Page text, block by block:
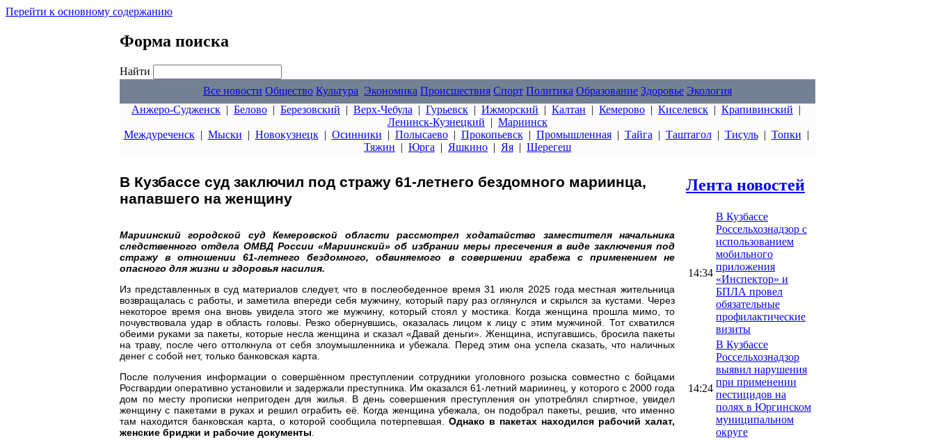
Перейти к основному содержанию
Форма поиска
Найти
Все новости Общество Культура Экономика Происшествия Спорт Политика Образование Здоровье Экология
Анжеро-Судженск | Белово | Березовский | Верх-Чебула | Гурьевск | Ижморский | Калтан | Кемерово | Киселевск | Крапивинский |
Ленинск-Кузнецкий | Мариинск
Междуреченск| Мыски | Новокузнецк| Осинники | Полысаево| Прокопьевск| Промышленная| Тайга | Таштагол| Тисуль| Топки |
Тяжин | Юрга | Яшкино | Яя | Шерегеш
В Кузбассе суд заключил под стражу 61-летнего бездомного мариинца,
напавшего на женщину
Мариинский городской суд Кемеровской области рассмотрел ходатайство заместителя начальника
следственного отдела ОМВД России «Мариинский» об избрании меры пресечения в виде заключения под
стражу в отношении 61-летнего бездомного, обвиняемого в совершении грабежа с применением не
опасного для жизни и здоровья насилия.
Из представленных в суд материалов следует, что в послеобеденное время 31 июля 2025 года местная жительница
возвращалась с работы, и заметила впереди себя мужчину, который пару раз оглянулся и скрылся за кустами. Через
некоторое время она вновь увидела этого же мужчину, который стоял у мостика. Когда женщина прошла мимо, то
почувствовала удар в область головы. Резко обернувшись, оказалась лицом к лицу с этим мужчиной. Тот схватился
обеими руками за пакеты, которые несла женщина и сказал «Давай деньги». Женщина, испугавшись, бросила пакеты
на траву, после чего оттолкнула от себя злоумышленника и убежала. Перед этим она успела сказать, что наличных
денег с собой нет, только банковская карта.
После получения информации о совершённом преступлении сотрудники уголовного розыска совместно с бойцами
Росгвардии оперативно установили и задержали преступника. Им оказался 61-летний мариинец, у которого с 2000 года
дом по месту прописки непригоден для жилья. В день совершения преступления он употреблял спиртное, увидел
женщину с пакетами в руках и решил ограбить её. Когда женщина убежала, он подобрал пакеты, решив, что именно
там находится банковская карта, о которой сообщила потерпевшая. Однако в пакетах находился рабочий халат,
женские бриджи и рабочие документы
Лента новостей
14:34
В Кузбассе
Россельхознадзор с
использованием
мобильного
приложения
«Инспектор» и
БПЛА провел
обязательные
профилактические
визиты
14:24
В Кузбассе
Россельхознадзор
выявил нарушения
при применении
пестицидов на
полях в Юргинском
муниципальном
округе